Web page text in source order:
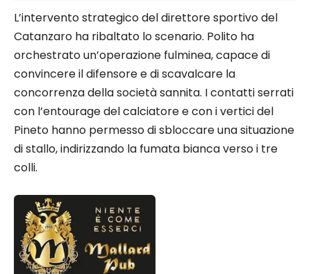
L’intervento strategico del direttore sportivo del
Catanzaro ha ribaltato lo scenario. Polito ha
orchestrato un’operazione fulminea, capace di
convincere il difensore e di scavalcare la
concorrenza della società sannita. I contatti serrati
con l’entourage del calciatore e con i vertici del
Pineto hanno permesso di sbloccare una situazione
di stallo, indirizzando la fumata bianca verso i tre
colli.